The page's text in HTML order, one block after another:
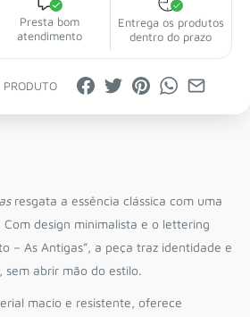
Presta bom
atendimento
Entrega os produtos
dentro do prazo
PRODUTO
resgata a essência clássica com uma
design minimalista e o lettering
– As Antigas”, a peça traz identidade e
abrir mão do estilo.
macio e resistente, oferece